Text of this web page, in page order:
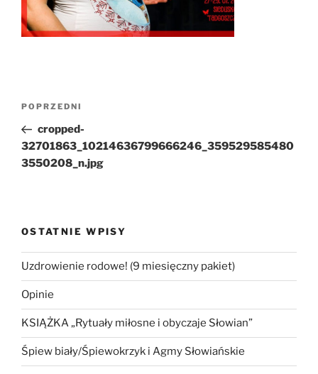
Nawigacja
Poprzedni
wpis
POPRZEDNI
cropped-
32701863_10214636799666246_359529585480
3550208_n.jpg
OSTATNIE WPISY
Uzdrowienie rodowe! (9 miesięczny pakiet)
Opinie
KSIĄŻKA „Rytuały miłosne i obyczaje Słowian”
Śpiew biały/Śpiewokrzyk i Agmy Słowiańskie